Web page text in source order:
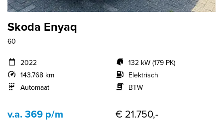
Skoda Enyaq
60
2022
143.768 km
Automaat
132 kW (179 PK)
Elektrisch
BTW
v.a. 369 p/m € 21.750,-